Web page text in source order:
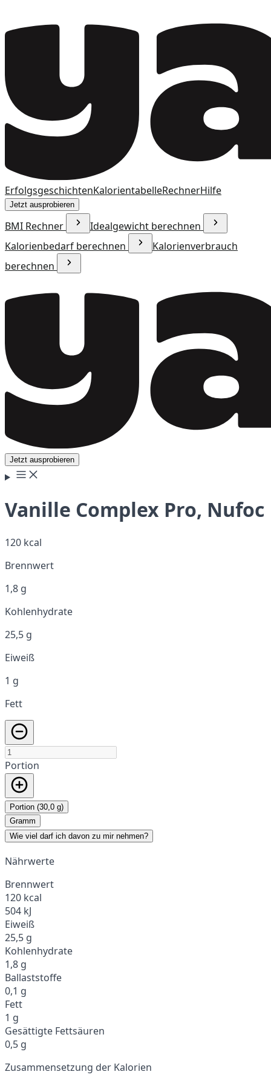
ErfolgsgeschichtenKalorientabelleRechnerHilfe
Jetzt ausprobieren
BMI Rechner
Idealgewicht berechnen
Kalorienbedarf berechnen
Kalorienverbrauch
berechnen
Jetzt ausprobieren
Vanille Complex Pro, Nufoc
120 kcal
Brennwert
1,8 g
Kohlenhydrate
25,5 g
Eiweiß
1 g
Fett
Portion
Portion (30,0 g)
Gramm
Wie viel darf ich davon zu mir nehmen?
Nährwerte
Brennwert
120 kcal
504 kJ
Eiweiß
25,5 g
Kohlenhydrate
1,8 g
Ballaststoffe
0,1 g
Fett
1 g
Gesättigte Fettsäuren
0,5 g
Zusammensetzung der Kalorien